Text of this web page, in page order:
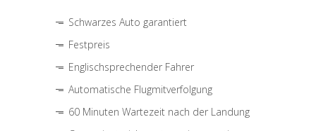
Schwarzes Auto garantiert
Festpreis
Englischsprechender Fahrer
Automatische Flugmitverfolgung
60 Minuten Wartezeit nach der Landung